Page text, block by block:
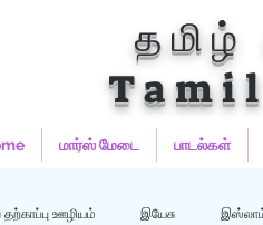
தமிழ்
மார்ஸ் மேடை பாடல்கள்
ஊழியம் இயேசு